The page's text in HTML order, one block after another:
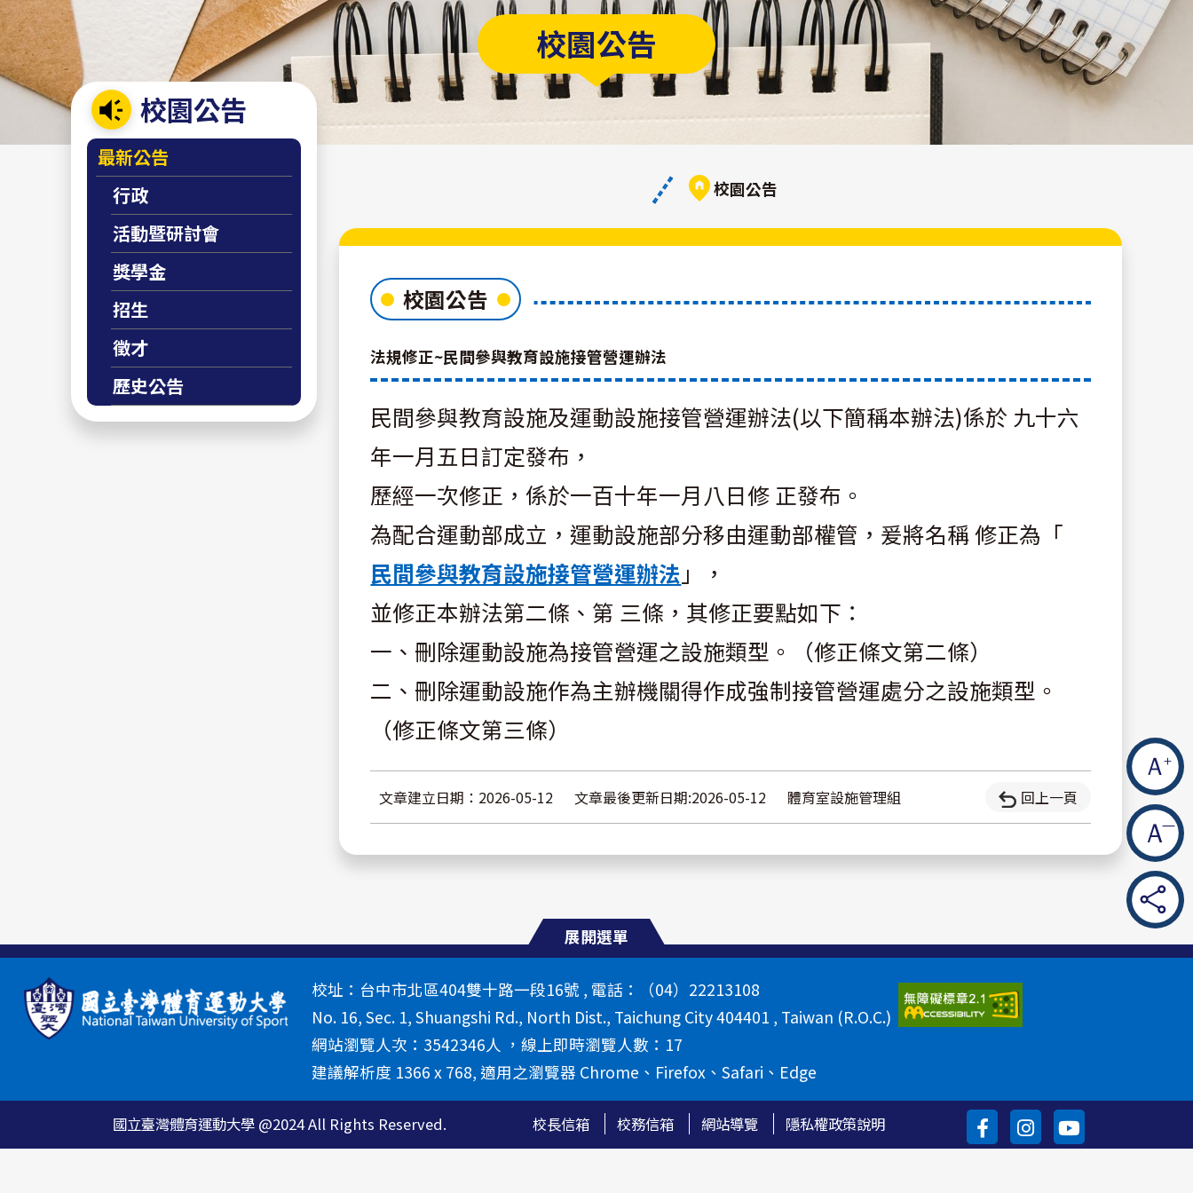
校園公告
校園公告
最新公告
行政
活動暨研討會
獎學金
招生
徵才
歷史公告
校園公告
校園公告
法規修正~民間參與教育設施接管營運辦法
民間參與教育設施及運動設施接管營運辦法(以下簡稱本辦法)係於 九十六
年一月五日訂定發布，
歷經一次修正，係於一百十年一月八日修 正發布。
為配合運動部成立，運動設施部分移由運動部權管，爰將名稱 修正為「
民間參與教育設施接管營運辦法 」，
並修正本辦法第二條、第 三條，其修正要點如下：
一、刪除運動設施為接管營運之設施類型。（修正條文第二條）
二、刪除運動設施作為主辦機關得作成強制接管營運處分之設施類型。
（修正條文第三條）
文章建立日期：2026-05-12 文章最後更新日期:2026-05-12 體育室設施管理組 回上一頁
展開選單
校址：台中市北區404雙十路一段16號 , 電話：（04）22213108
No. 16, Sec. 1, Shuangshi Rd., North Dist., Taichung City 404401 , Taiwan (R.O.C.)
網站瀏覽人次：3542346人 ，線上即時瀏覽人數：17
建議解析度 1366 x 768, 適用之瀏覽器 Chrome、Firefox、Safari、Edge
國立臺灣體育運動大學 @2024 All Rights Reserved. 校長信箱 校務信箱 網站導覽 隱私權政策說明
體